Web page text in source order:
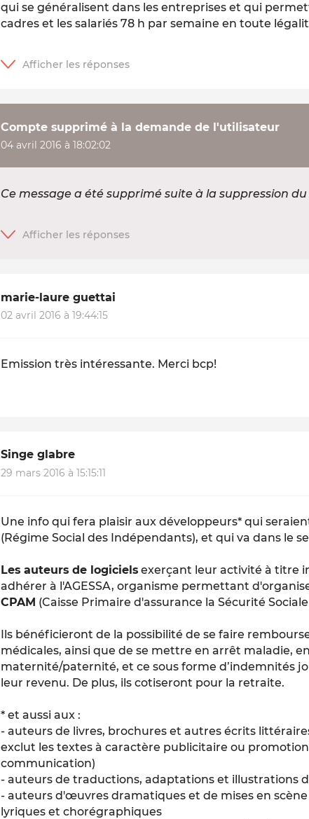
qui se généralisent dans les entreprises et qui
cadres et les salariés 78 h par semaine en toute
Compte supprimé à la demande de l'utilisateur
04 avril 2016 à 18:02:02
Ce message a été supprimé suite à la suppression
marie-laure guettai
02 avril 2016 à 19:44:15
Emission très intéressante. Merci bcp!
Singe glabre
29 mars 2016 à 15:15:11
Une info qui fera plaisir aux développeurs* qui
(Régime Social des Indépendants), et qui va dans le
Les auteurs de logiciels exerçant leur activité à titre
adhérer à l'AGESSA, organisme permettant
CPAM (Caisse Primaire d'assurance la Sécurité
Ils bénéficieront de la possibilité de se faire
médicales, ainsi que de se mettre en arrêt maladie,
maternité/paternité, et ce sous forme d’indemnités
leur revenu. De plus, ils cotiseront pour la retraite.
*et aussi aux :
- auteurs de livres, brochures et autres écrits
exclut les textes à caractère publicitaire ou
communication)
- auteurs de traductions, adaptations et illustrations
- auteurs d'œuvres dramatiques et de mises en
lyriques et chorégraphiques